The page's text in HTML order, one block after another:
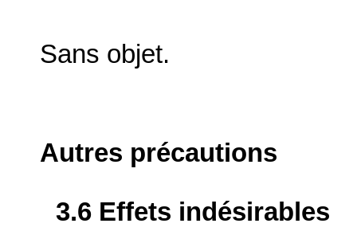
Sans objet.
Autres précautions
3.6 Effets indésirables